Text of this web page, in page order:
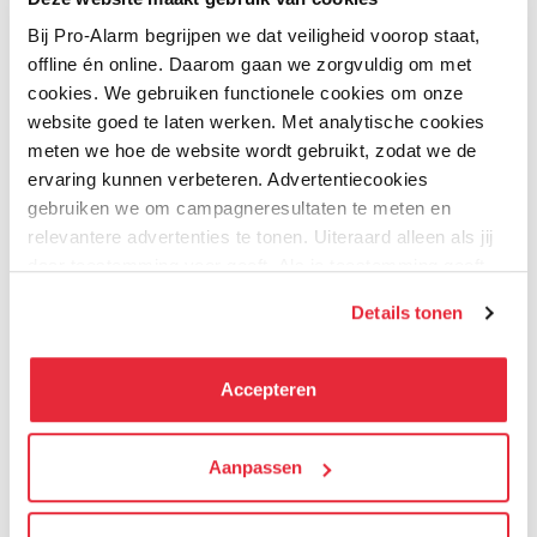
Bij Pro-Alarm begrijpen we dat veiligheid voorop staat,
offline én online. Daarom gaan we zorgvuldig om met
cookies. We gebruiken functionele cookies om onze
website goed te laten werken. Met analytische cookies
meten we hoe de website wordt gebruikt, zodat we de
ervaring kunnen verbeteren. Advertentiecookies
gebruiken we om campagneresultaten te meten en
relevantere advertenties te tonen. Uiteraard alleen als jij
kunnen deze gegevens combineren met informatie die zij
kunt alle cookies accepteren, alleen noodzakelijke
We werken samen met21 derden
die uw gegevens
kunnen ontvangen en verwerken.
Details tonen
Accepteren
Aanpassen
16-08-2019
Steven Smolders
Na het verwisselen duurde het even voordat de
waarschuwing van lage batterij weg was uit de
centrale. Verder netjes geholpen en geleverd
Kwaliteit